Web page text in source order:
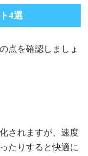
4選
点を確認しましょ
されますが、速度
たりすると快適に